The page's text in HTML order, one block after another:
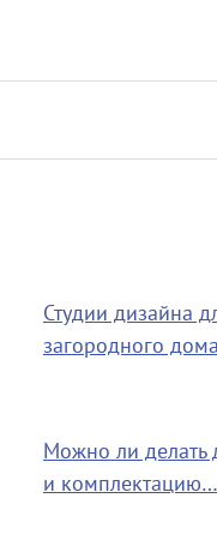
Студии дизайна
загородного
Можно ли делать
и комплектацию…